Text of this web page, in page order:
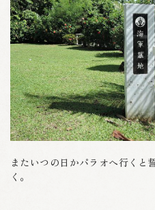
またいつの日かパラオへ行くと
く。